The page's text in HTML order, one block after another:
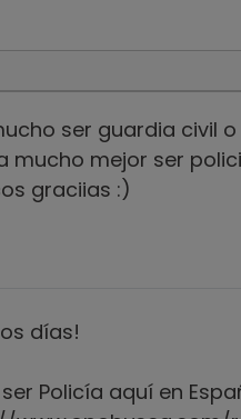
ser guardia civil
mucho mejor ser
graciias :)
días!
Policía aquí en